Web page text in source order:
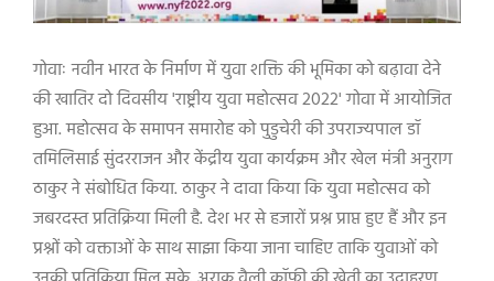
गोवाः नवीन भारत के निर्माण में युवा शक्ति की भूमिका को बढ़ावा देने
की खातिर दो दिवसीय'राष्ट्रीय युवा महोत्सव2022'गोवा में आयोजित
हुआ. महोत्सव के समापन समारोह को पुडुचेरी की उपराज्यपाल डॉ
तमिलिसाई सुंदरराजन और केंद्रीय युवा कार्यक्रम और खेल मंत्री अनुराग
ठाकुर ने संबोधित किया. ठाकुर ने दावा किया कि युवा महोत्सव को
जबरदस्त प्रतिक्रिया मिली है. देश भर से हजारों प्रश्न प्राप्त हुए हैं और इन
प्रश्नों को वक्ताओं के साथ साझा किया जाना चाहिए ताकि युवाओं को